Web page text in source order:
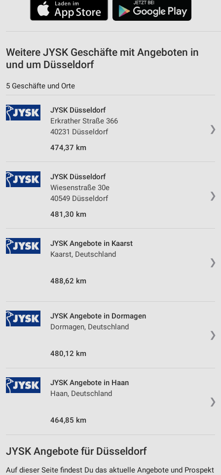
Weitere JYSK Geschäfte mit Angeboten in
und um Düsseldorf
5 Geschäfte und Orte
❯
JYSK Düsseldorf
Erkrather Straße 366
40231 Düsseldorf
474,37 km
❯
JYSK Düsseldorf
Wiesenstraße 30e
40549 Düsseldorf
481,30 km
❯
JYSK Angebote in Kaarst
Kaarst, Deutschland
488,62 km
❯
JYSK Angebote in Dormagen
Dormagen, Deutschland
480,12 km
❯
JYSK Angebote in Haan
Haan, Deutschland
464,85 km
JYSK Angebote für Düsseldorf
Auf dieser Seite findest Du das aktuelle Angebote und Prospekt
Erstellung von Profilen zur Personalisierung
Verwendung von Profilen zur Auswahl
personalisierter Inhalte
Analyse von Zielgruppen durch Statistiken oder
Kombinationen von Daten aus verschiedenen
Entwicklung und Verbesserung der Angebote
Verwendung reduzierter Daten zur Auswahl von
Inhalten
IAB-Besonderheiten:
Verwendung genauer Standortdaten
Informationen identifizieren
Nicht-IAB-Verarbeitungszwecke:
Funktional